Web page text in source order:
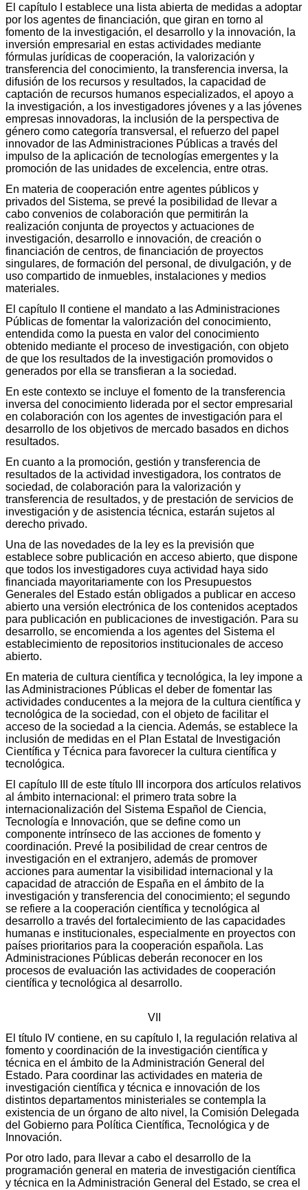
El capítulo I establece una lista abierta de medidas a adoptar
por los agentes de financiación, que giran en torno al
fomento de la investigación, el desarrollo y la innovación, la
inversión empresarial en estas actividades mediante
fórmulas jurídicas de cooperación, la valorización y
transferencia del conocimiento, la transferencia inversa, la
difusión de los recursos y resultados, la capacidad de
captación de recursos humanos especializados, el apoyo a
la investigación, a los investigadores jóvenes y a las jóvenes
empresas innovadoras, la inclusión de la perspectiva de
género como categoría transversal, el refuerzo del papel
innovador de las Administraciones Públicas a través del
impulso de la aplicación de tecnologías emergentes y la
promoción de las unidades de excelencia, entre otras.
En materia de cooperación entre agentes públicos y
privados del Sistema, se prevé la posibilidad de llevar a
cabo convenios de colaboración que permitirán la
realización conjunta de proyectos y actuaciones de
investigación, desarrollo e innovación, de creación o
financiación de centros, de financiación de proyectos
singulares, de formación del personal, de divulgación, y de
uso compartido de inmuebles, instalaciones y medios
materiales.
El capítulo II contiene el mandato a las Administraciones
Públicas de fomentar la valorización del conocimiento,
entendida como la puesta en valor del conocimiento
obtenido mediante el proceso de investigación, con objeto
de que los resultados de la investigación promovidos o
generados por ella se transfieran a la sociedad.
En este contexto se incluye el fomento de la transferencia
inversa del conocimiento liderada por el sector empresarial
en colaboración con los agentes de investigación para el
desarrollo de los objetivos de mercado basados en dichos
resultados.
En cuanto a la promoción, gestión y transferencia de
resultados de la actividad investigadora, los contratos de
sociedad, de colaboración para la valorización y
transferencia de resultados, y de prestación de servicios de
investigación y de asistencia técnica, estarán sujetos al
derecho privado.
Una de las novedades de la ley es la previsión que
establece sobre publicación en acceso abierto, que dispone
que todos los investigadores cuya actividad haya sido
financiada mayoritariamente con los Presupuestos
Generales del Estado están obligados a publicar en acceso
abierto una versión electrónica de los contenidos aceptados
para publicación en publicaciones de investigación. Para su
desarrollo, se encomienda a los agentes del Sistema el
establecimiento de repositorios institucionales de acceso
abierto.
En materia de cultura científica y tecnológica, la ley impone a
las Administraciones Públicas el deber de fomentar las
actividades conducentes a la mejora de la cultura científica y
tecnológica de la sociedad, con el objeto de facilitar el
acceso de la sociedad a la ciencia. Además, se establece la
inclusión de medidas en el Plan Estatal de Investigación
Científica y Técnica para favorecer la cultura científica y
tecnológica.
El capítulo III de este título III incorpora dos artículos relativos
al ámbito internacional: el primero trata sobre la
internacionalización del Sistema Español de Ciencia,
Tecnología e Innovación, que se define como un
componente intrínseco de las acciones de fomento y
coordinación. Prevé la posibilidad de crear centros de
investigación en el extranjero, además de promover
acciones para aumentar la visibilidad internacional y la
capacidad de atracción de España en el ámbito de la
investigación y transferencia del conocimiento; el segundo
se refiere a la cooperación científica y tecnológica al
desarrollo a través del fortalecimiento de las capacidades
humanas e institucionales, especialmente en proyectos con
países prioritarios para la cooperación española. Las
Administraciones Públicas deberán reconocer en los
procesos de evaluación las actividades de cooperación
científica y tecnológica al desarrollo.
VII
El título IV contiene, en su capítulo I, la regulación relativa al
fomento y coordinación de la investigación científica y
técnica en el ámbito de la Administración General del
Estado. Para coordinar las actividades en materia de
investigación científica y técnica e innovación de los
distintos departamentos ministeriales se contempla la
existencia de un órgano de alto nivel, la Comisión Delegada
del Gobierno para Política Científica, Tecnológica y de
Innovación.
Por otro lado, para llevar a cabo el desarrollo de la
programación general en materia de investigación científica
y técnica en la Administración General del Estado, se crea el